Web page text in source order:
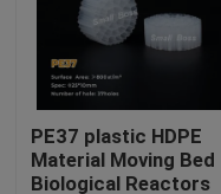
引用を要求しなさい
MBBRフィルタメデ
MBBRの生物媒体
PE37 plastic HDPE
Material Moving Bed
Biological Reactors